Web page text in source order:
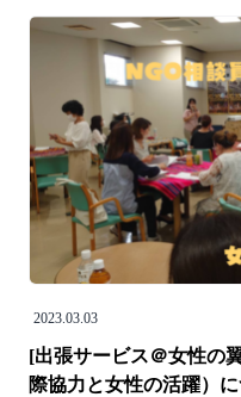
2023.03.03
[出張サービス＠女性の
際協力と女性の活躍）